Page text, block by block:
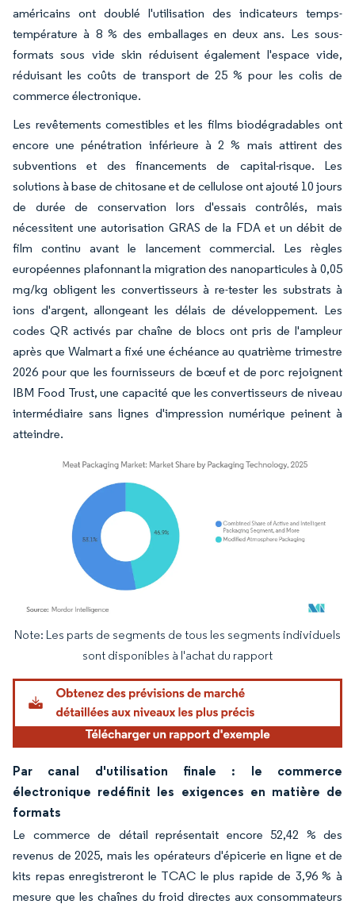
américains ont doublé l'utilisation des indicateurs temps-
température à 8 % des emballages en deux ans. Les sous-
formats sous vide skin réduisent également l'espace vide,
réduisant les coûts de transport de 25 % pour les colis de
commerce électronique.
Les revêtements comestibles et les films biodégradables ont
encore une pénétration inférieure à 2 % mais attirent des
subventions et des financements de capital-risque. Les
solutions à base de chitosane et de cellulose ont ajouté 10 jours
de durée de conservation lors d'essais contrôlés, mais
nécessitent une autorisation GRAS de la FDA et un débit de
film continu avant le lancement commercial. Les règles
européennes plafonnant la migration des nanoparticules à 0,05
mg/kg obligent les convertisseurs à re-tester les substrats à
ions d'argent, allongeant les délais de développement. Les
codes QR activés par chaîne de blocs ont pris de l'ampleur
après que Walmart a fixé une échéance au quatrième trimestre
2026 pour que les fournisseurs de bœuf et de porc rejoignent
IBM Food Trust, une capacité que les convertisseurs de niveau
intermédiaire sans lignes d'impression numérique peinent à
atteindre.
Image © Mordor Intelligence. La réutilisation nécessite une attribution sous CC BY
Note: Les parts de segments de tous les segments individuels
sont disponibles à l'achat du rapport
Par canal d'utilisation finale : le commerce
électronique redéfinit les exigences en matière de
formats
Le commerce de détail représentait encore 52,42 % des
revenus de 2025, mais les opérateurs d'épicerie en ligne et de
kits repas enregistreront le TCAC le plus rapide de 3,96 % à
mesure que les chaînes du froid directes aux consommateurs